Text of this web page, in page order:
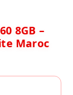
Maroc